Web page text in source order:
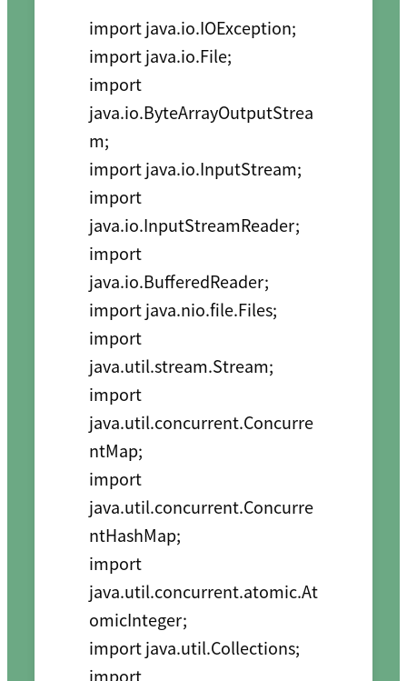
import java.io.IOException;
import java.io.File;
import
java.io.ByteArrayOutputStrea
m;
import java.io.InputStream;
import
java.io.InputStreamReader;
import
java.io.BufferedReader;
import java.nio.file.Files;
import
java.util.stream.Stream;
import
java.util.concurrent.Concurre
ntMap;
import
java.util.concurrent.Concurre
ntHashMap;
import
java.util.concurrent.atomic.At
omicInteger;
import java.util.Collections;
import